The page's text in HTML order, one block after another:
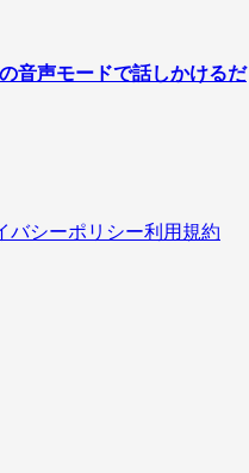
音声モードで話しかけるだ
バシーポリシー利用規約